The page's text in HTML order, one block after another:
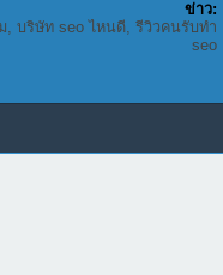
ข่าว:
, บริษัท seo ไหนดี, รีวิวคนรับทำ
seo